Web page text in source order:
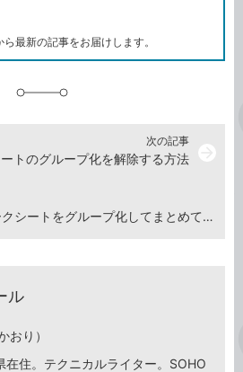
ク
最新の記事をお届けします。
Excelで複数のワークシートをグループ化してまとめて操作する方法
次の記事
トのグループ化を解除する方法
ル
おり）
在住。テクニカルライター。SOHO